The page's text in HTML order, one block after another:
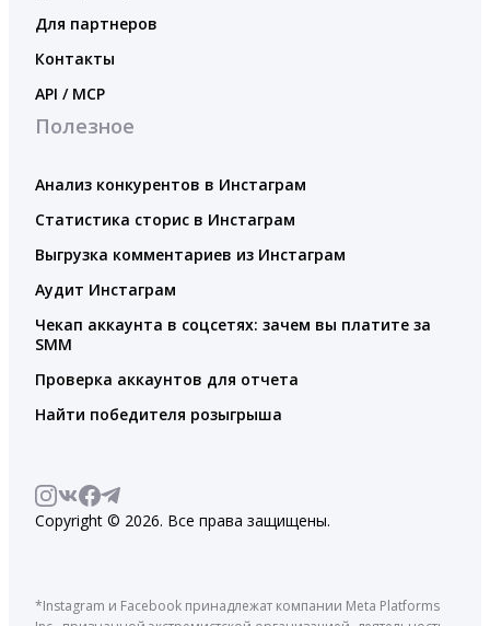
Для партнеров
Контакты
API / MCP
Полезное
Анализ конкурентов в Инстаграм
Статистика сторис в Инстаграм
Выгрузка комментариев из Инстаграм
Аудит Инстаграм
Чекап аккаунта в соцсетях: зачем вы платите за
SMM
Проверка аккаунтов для отчета
Найти победителя розыгрыша
Copyright © 2026. Все права защищены.
*Instagram и Facebook принадлежат компании Meta Platforms